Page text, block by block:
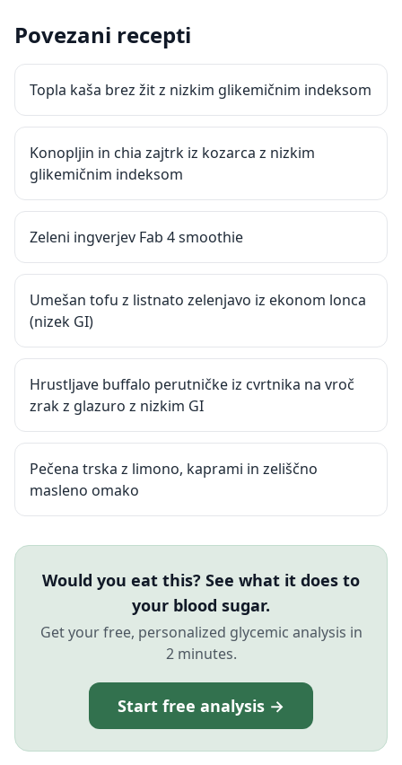
Povezani recepti
Topla kaša brez žit z nizkim glikemičnim indeksom
Konopljin in chia zajtrk iz kozarca z nizkim
glikemičnim indeksom
Zeleni ingverjev Fab 4 smoothie
Umešan tofu z listnato zelenjavo iz ekonom lonca
(nizek GI)
Hrustljave buffalo perutničke iz cvrtnika na vroč
zrak z glazuro z nizkim GI
Pečena trska z limono, kaprami in zeliščno
masleno omako
Would you eat this? See what it does to
your blood sugar.
Get your free, personalized glycemic analysis in
2 minutes.
Start free analysis →